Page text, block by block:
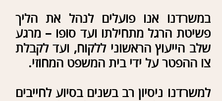
מסחרי, ועוד.
תחום החובות הנו, אפוא, תחום מומחיות
משרד עו"ד זילברפלד, הן ביחס לבנקים,
והן בפשיטת רגל ו/או הסדרי חובות.